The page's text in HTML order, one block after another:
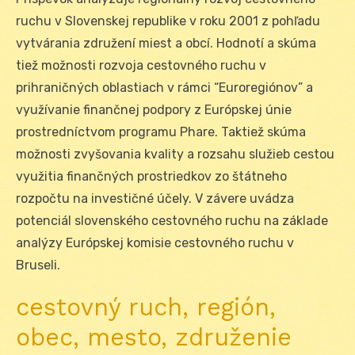
ruchu v Slovenskej republike v roku 2001 z pohľadu
vytvárania združení miest a obcí. Hodnotí a skúma
tiež možnosti rozvoja cestovného ruchu v
prihraničných oblastiach v rámci “Euroregiónov” a
využívanie finančnej podpory z Európskej únie
prostredníctvom programu Phare. Taktiež skúma
možnosti zvyšovania kvality a rozsahu služieb cestou
využitia finančných prostriedkov zo štátneho
rozpočtu na investičné účely. V závere uvádza
potenciál slovenského cestovného ruchu na základe
analýzy Európskej komisie cestovného ruchu v
Bruseli.
cestovný ruch, región,
obec, mesto, združenie